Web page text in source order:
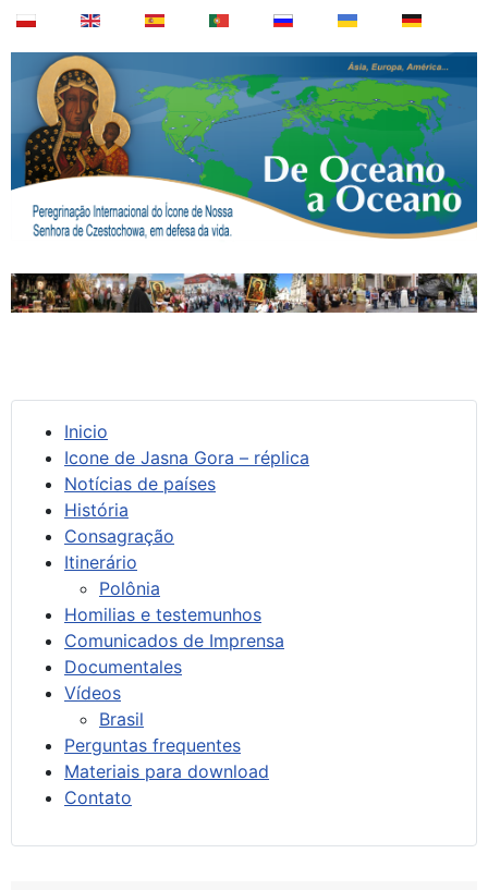
Inicio
Icone de Jasna Gora – réplica
Notícias de países
História
Consagração
Itinerário
Polônia
Homilias e testemunhos
Comunicados de Imprensa
Documentales
Vídeos
Brasil
Perguntas frequentes
Materiais para download
Contato